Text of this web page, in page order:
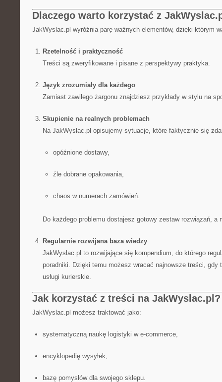
Dlaczego warto korzystać z
JakWyslac.pl wyróżnia parę ważnych elementów, dzięki którym
Rzetelność i praktyczność
Treści są zweryfikowane i pisane z perspektywy praktyka.
Język zrozumiały dla każdego
Zamiast zawiłego żargonu znajdziesz przykłady w stylu na
Skupienie na realnych problemach
Na JakWyslac.pl opisujemy sytuacje, które faktycznie się
opóźnione dostawy,
źle dobrane opakowania,
chaos w numerach zamówień.
Do każdego problemu dostajesz gotowy zestaw rozwiązań, a
Regularnie rozwijana baza wiedzy
JakWyslac.pl to rozwijające się kompendium, do którego
poradniki. Dzięki temu możesz wracać najnowsze treści, gdy
usługi kurierskie.
Jak korzystać z treści na JakWyslac.pl?
JakWyslac.pl możesz traktować jako:
systematyczną naukę logistyki w e-commerce,
encyklopedię wysyłek,
bazę pomysłów dla swojego sklepu.